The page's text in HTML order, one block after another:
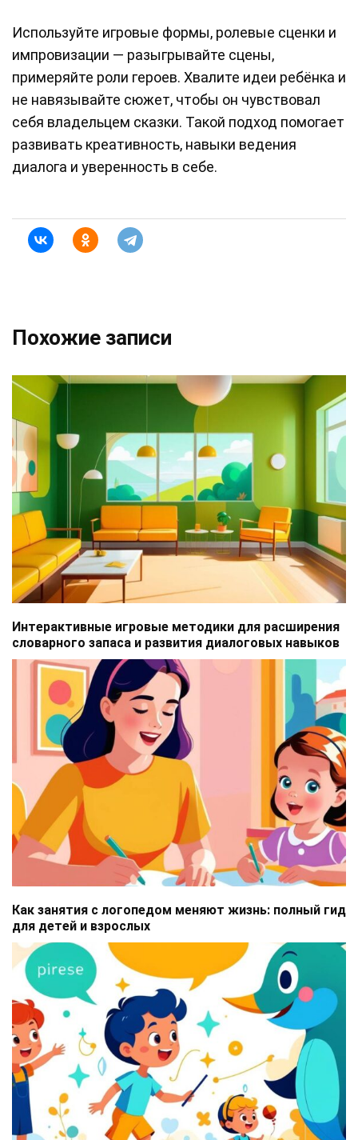
Используйте игровые формы, ролевые сценки и
импровизации — разыгрывайте сцены,
примеряйте роли героев. Хвалите идеи ребёнка и
не навязывайте сюжет, чтобы он чувствовал
себя владельцем сказки. Такой подход помогает
развивать креативность, навыки ведения
диалога и уверенность в себе.
Похожие записи
Интерактивные игровые методики для расширения
словарного запаса и развития диалоговых навыков
Как занятия с логопедом меняют жизнь: полный гид
для детей и взрослых